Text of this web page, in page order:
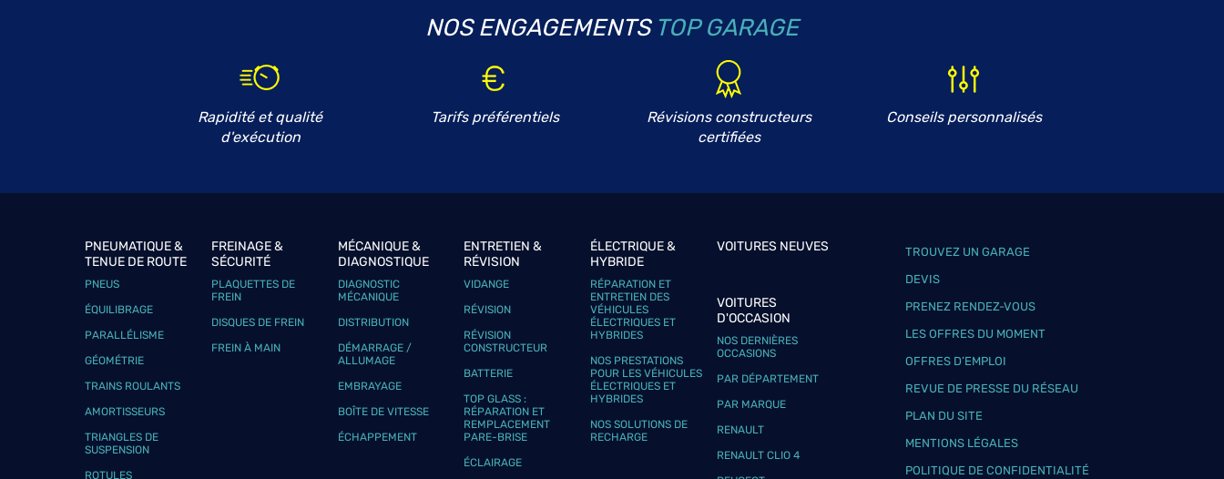
GARAGE DE VILLEMARION
Za de Villemarion
56670 RIANTEC
Fermé actuellement
7
15.18
km
GARAGE TY LOUIS
RUE DE NARA
29300 QUIMPERLE
Fermé actuellement
Téléphone
8
20.67
km
GARAGE JEHANNO
15 rue de Kinvara
56550 LOCOAL MENDON
NOS ENGAGEMENTS TOP GARAGE
Rapidité et qualité
d'exécution
Tarifs préférentiels
Révisions constructeurs
certifiées
Conseils personnalisés
PNEUMATIQUE &
TENUE DE ROUTE
PNEUS
ÉQUILIBRAGE
PARALLÉLISME
GÉOMÉTRIE
TRAINS ROULANTS
AMORTISSEURS
TRIANGLES DE
SUSPENSION
ROTULES
FREINAGE &
SÉCURITÉ
PLAQUETTES DE
FREIN
DISQUES DE FREIN
FREIN À MAIN
MÉCANIQUE &
DIAGNOSTIQUE
DIAGNOSTIC
MÉCANIQUE
DISTRIBUTION
DÉMARRAGE /
ALLUMAGE
EMBRAYAGE
BOÎTE DE VITESSE
ÉCHAPPEMENT
ENTRETIEN &
RÉVISION
VIDANGE
RÉVISION
RÉVISION
CONSTRUCTEUR
BATTERIE
TOP GLASS :
RÉPARATION ET
REMPLACEMENT
PARE-BRISE
ÉCLAIRAGE
ÉLECTRIQUE &
HYBRIDE
RÉPARATION ET
ENTRETIEN DES
VÉHICULES
ÉLECTRIQUES ET
HYBRIDES
NOS PRESTATIONS
POUR LES VÉHICULES
ÉLECTRIQUES ET
HYBRIDES
NOS SOLUTIONS DE
RECHARGE
VOITURES NEUVES
VOITURES
D'OCCASION
NOS DERNIÈRES
OCCASIONS
PAR DÉPARTEMENT
PAR MARQUE
RENAULT
RENAULT CLIO 4
TROUVEZ UN GARAGE
DEVIS
PRENEZ RENDEZ-VOUS
LES OFFRES DU MOMENT
OFFRES D’EMPLOI
REVUE DE PRESSE DU RÉSEAU
PLAN DU SITE
MENTIONS LÉGALES
POLITIQUE DE CONFIDENTIALITÉ